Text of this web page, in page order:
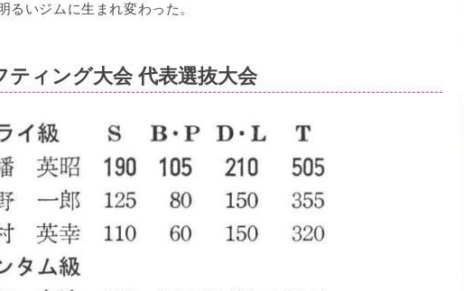
るいジムに生まれ変わった。
ティング大会 代表選抜大会